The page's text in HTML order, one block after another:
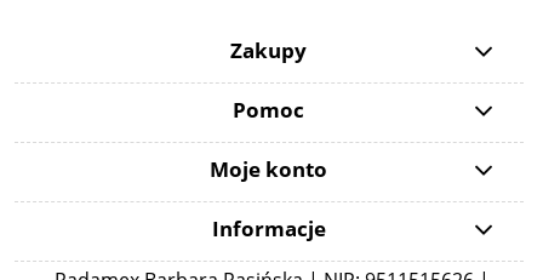
Zakupy
Pomoc
Moje konto
Informacje